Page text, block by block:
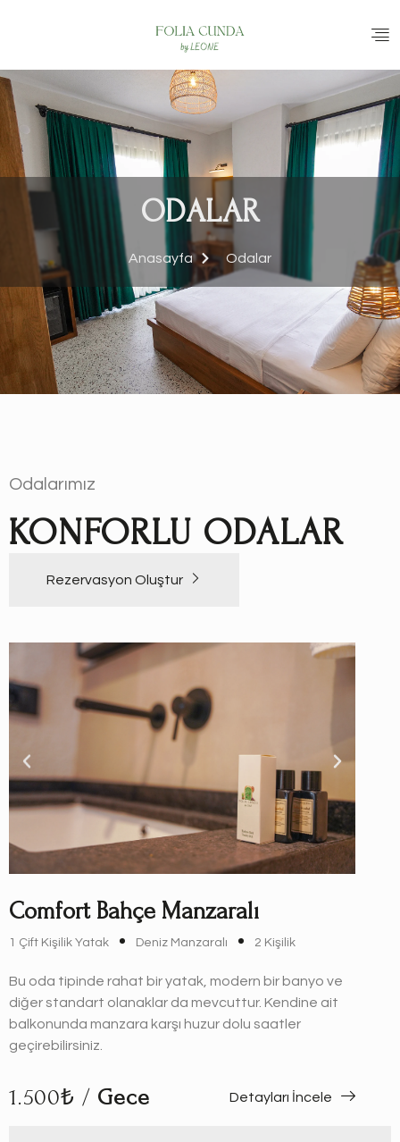
ODALAR
Anasayfa Odalar
Odalarımız
KONFORLU ODALAR
Rezervasyon Oluştur
Comfort Bahçe Manzaralı
1 Çift Kişilik Yatak Deniz Manzaralı 2 Kişilik
Bu oda tipinde rahat bir yatak, modern bir banyo ve
diğer standart olanaklar da mevcuttur. Kendine ait
balkonunda manzara karşı huzur dolu saatler
geçirebilirsiniz.
1.500₺ / Gece Detayları İncele